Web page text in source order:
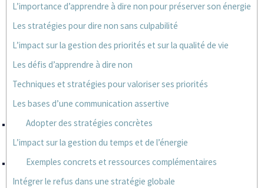
L’importance d’apprendre à dire non pour préserver son énergie
Les stratégies pour dire non sans culpabilité
L’impact sur la gestion des priorités et sur la qualité de vie
Les défis d’apprendre à dire non
Techniques et stratégies pour valoriser ses priorités
Les bases d’une communication assertive
Adopter des stratégies concrètes
L’impact sur la gestion du temps et de l’énergie
Exemples concrets et ressources complémentaires
Intégrer le refus dans une stratégie globale